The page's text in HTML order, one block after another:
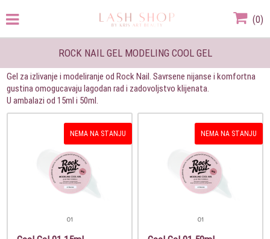
(0)
ROCK NAIL GEL MODELING COOL GEL
Gel za izlivanje i modeliranje od Rock Nail. Savrsene nijanse i komfortna
gustina omogucavaju lagodan rad i zadovoljstvo klijenata.
U ambalazi od 15ml i 50ml.
NEMA NA STANJU NEMA NA STANJU